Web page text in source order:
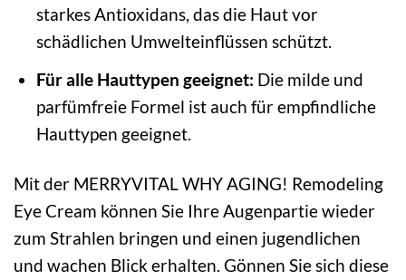
starkes Antioxidans, das die Haut vor
schädlichen Umwelteinflüssen schützt.
Für alle Hauttypen geeignet: Die milde und
parfümfreie Formel ist auch für empfindliche
Hauttypen geeignet.
Mit der MERRYVITAL WHY AGING! Remodeling
Eye Cream können Sie Ihre Augenpartie wieder
zum Strahlen bringen und einen jugendlichen
und wachen Blick erhalten. Gönnen Sie sich diese